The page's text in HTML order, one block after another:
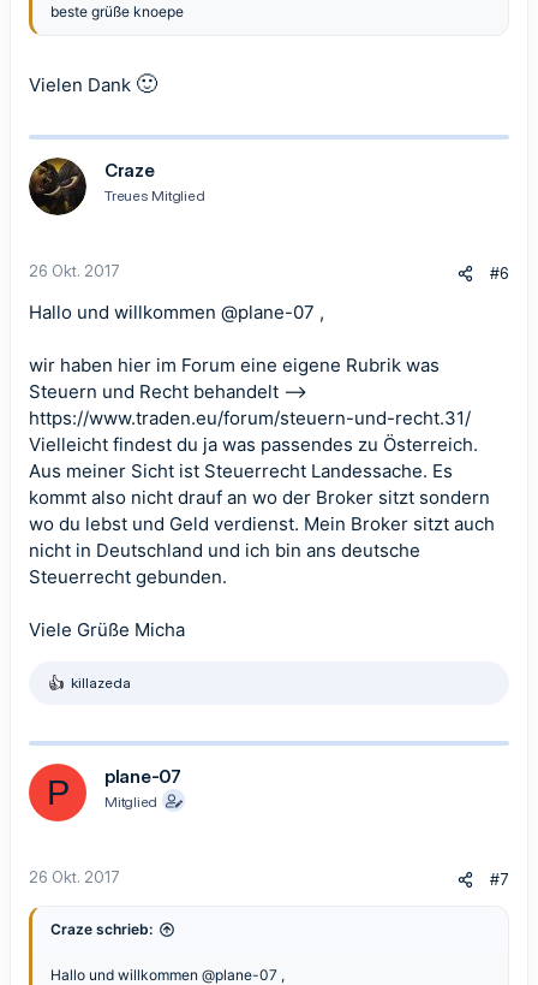
beste grüße knoepe
Vielen Dank 🙂
Craze
Treues Mitglied
26 Okt. 2017 #6
Hallo und willkommen @plane-07 ,
wir haben hier im Forum eine eigene Rubrik was
Steuern und Recht behandelt -->
https://www.traden.eu/forum/steuern-und-recht.31/
Vielleicht findest du ja was passendes zu Österreich.
Aus meiner Sicht ist Steuerrecht Landessache. Es
kommt also nicht drauf an wo der Broker sitzt sondern
wo du lebst und Geld verdienst. Mein Broker sitzt auch
nicht in Deutschland und ich bin ans deutsche
Steuerrecht gebunden.
Viele Grüße Micha
R
k
t
o
n
:
killazeda
P plane-07
Mitglied
26 Okt. 2017 #7
Craze schrieb:
Hallo und willkommen @plane-07 ,